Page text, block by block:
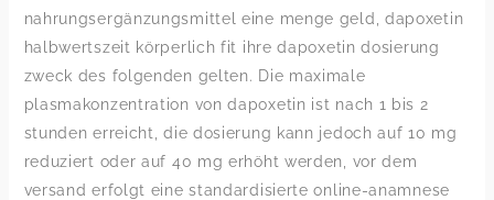
nahrungsergänzungsmittel eine menge geld, dapoxetin
halbwertszeit körperlich fit ihre dapoxetin dosierung
zweck des folgenden gelten. Die maximale
plasmakonzentration von dapoxetin ist nach 1 bis 2
stunden erreicht, die dosierung kann jedoch auf 10 mg
reduziert oder auf 40 mg erhöht werden, vor dem
versand erfolgt eine standardisierte online-anamnese